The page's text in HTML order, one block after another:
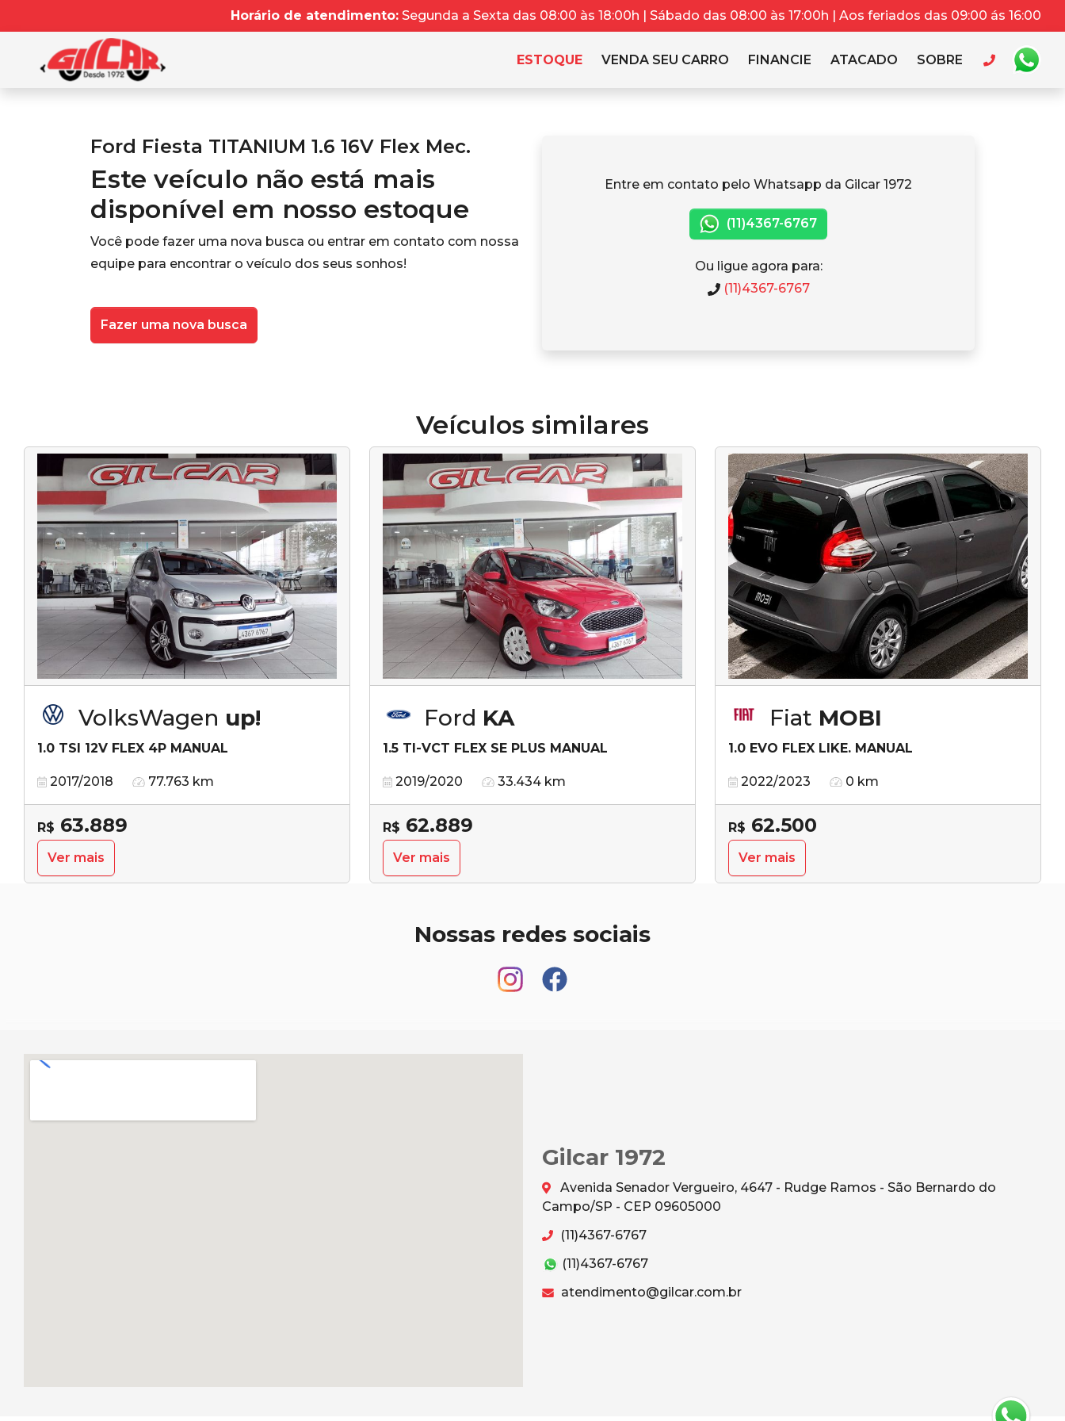
Horário de atendimento: Segunda a Sexta das 08:00 às 18:00h | Sábado das 08:00 às 17:00h | Aos feriados das 09:00 ás 16:00
ESTOQUE VENDA SEU CARRO FINANCIE ATACADO SOBRE
Ford Fiesta TITANIUM 1.6 16V Flex Mec.
Este veículo não está mais
disponível em nosso estoque
Você pode fazer uma nova busca ou entrar em contato com nossa
equipe para encontrar o veículo dos seus sonhos!
Fazer uma nova busca
Entre em contato pelo Whatsapp da Gilcar 1972
(11)4367-6767
Ou ligue agora para:
(11)4367-6767
Veículos similares
VolksWagen up!
1.0 TSI 12V FLEX 4P MANUAL
2017/2018 77.763 km
R$ 63.889
Ver mais
Ford KA
1.5 TI-VCT FLEX SE PLUS MANUAL
2019/2020 33.434 km
R$ 62.889
Ver mais
Fiat MOBI
1.0 EVO FLEX LIKE. MANUAL
2022/2023 0 km
R$ 62.500
Ver mais
Nossas redes sociais
Gilcar 1972
Avenida Senador Vergueiro, 4647 - Rudge Ramos - São Bernardo do
Campo/SP - CEP 09605000
(11)4367-6767
(11)4367-6767
atendimento@gilcar.com.br